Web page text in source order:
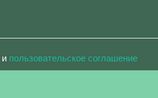
и пользовательское соглашение